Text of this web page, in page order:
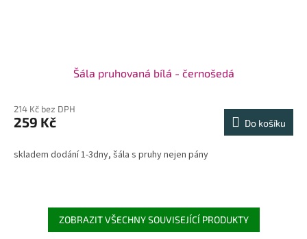
Šála pruhovaná bílá - černošedá
214 Kč bez DPH
259 Kč Do košíku
skladem dodání 1-3dny, šála s pruhy nejen pány
ZOBRAZIT VŠECHNY SOUVISEJÍCÍ PRODUKTY